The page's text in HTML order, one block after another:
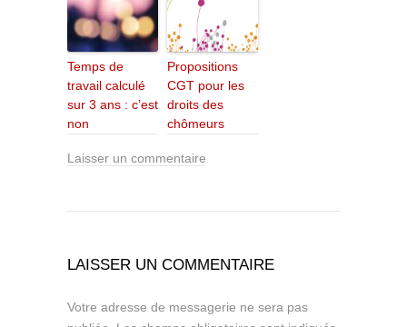
Temps de
travail calculé
sur 3 ans : c’est
non
Propositions
CGT pour les
droits des
chômeurs
Laisser un commentaire
LAISSER UN COMMENTAIRE
Votre adresse de messagerie ne sera pas